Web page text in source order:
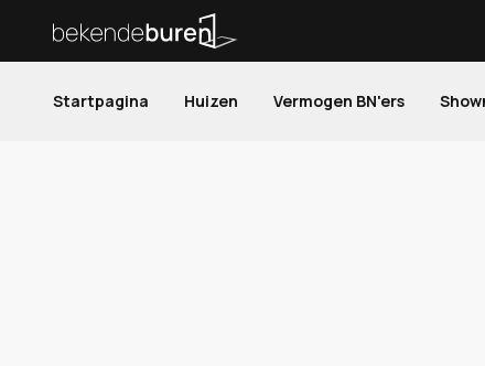
Startpagina Huizen Vermogen BN'ers